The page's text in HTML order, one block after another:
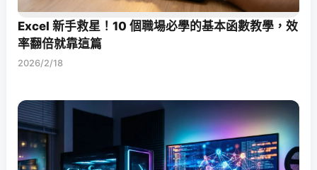
Excel 新手救星！10 個職場必學的基本函數教學，效
率翻倍就靠這篇
2026/2/18